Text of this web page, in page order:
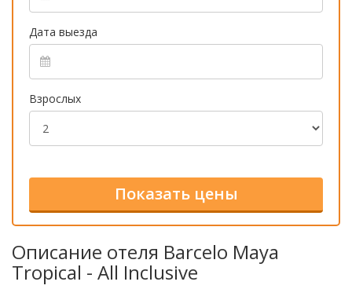
Дата выезда
Взрослых
Описание отеля Barcelo Maya
Tropical - All Inclusive